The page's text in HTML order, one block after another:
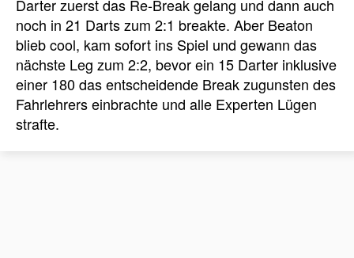
Darter zuerst das Re-Break gelang und dann auch
noch in 21 Darts zum 2:1 breakte. Aber Beaton
blieb cool, kam sofort ins Spiel und gewann das
nächste Leg zum 2:2, bevor ein 15 Darter inklusive
einer 180 das entscheidende Break zugunsten des
Fahrlehrers einbrachte und alle Experten Lügen
strafte.